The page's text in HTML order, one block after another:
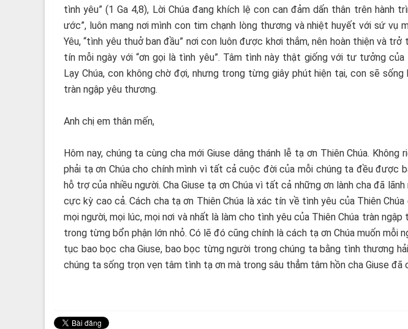
tình yêu” (1 Ga 4,8), Lời Chúa đang khích lệ con can đảm dấn thân trên hành
ước”, luôn mang nơi mình con tim chạnh lòng thương và nhiệt huyết với sứ vụ
Yêu, “tình yêu thuở ban đầu” nơi con luôn được khơi thắm, nên hoàn thiện và
tín mỗi ngày với “ơn gọi là tình yêu”. Tâm tình này thật giống với tư tưởng của
Lạy Chúa, con không chờ đợi, nhưng trong từng giây phút hiện tại, con sẽ
tràn ngập yêu thương.
Anh chị em thân mến,
Hôm nay, chúng ta cùng cha mới Giuse dâng thánh lễ tạ ơn Thiên Chúa.
phải tạ ơn Chúa cho chính mình vì tất cả cuộc đời của mỗi chúng ta đều được
hỗ trợ của nhiều người. Cha Giuse tạ ơn Chúa vì tất cả những ơn lành cha đã
cực kỳ cao cả. Cách cha tạ ơn Thiên Chúa là xác tín về tình yêu của Thiên
mọi người, mọi lúc, mọi nơi và nhất là làm cho tình yêu của Thiên Chúa tràn
trong từng bổn phận lớn nhỏ. Có lẽ đó cũng chính là cách tạ ơn Chúa muốn mỗi
tục bao bọc cha Giuse, bao bọc từng người trong chúng ta bằng tình thương
chúng ta sống trọn vẹn tâm tình tạ ơn mà trong sâu thẳm tâm hồn cha Giuse đã